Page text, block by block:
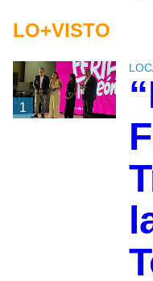
LO+VISTO
1